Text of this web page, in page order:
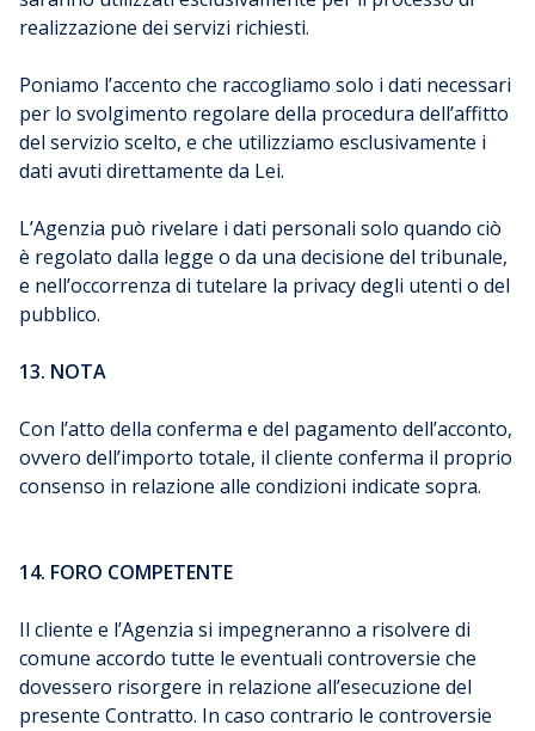
realizzazione dei servizi richiesti.
Poniamo l’accento che raccogliamo solo i dati necessari
per lo svolgimento regolare della procedura dell’affitto
del servizio scelto, e che utilizziamo esclusivamente i
dati avuti direttamente da Lei.
L’Agenzia può rivelare i dati personali solo quando ciò
è regolato dalla legge o da una decisione del tribunale,
e nell’occorrenza di tutelare la privacy degli utenti o del
pubblico.
13. NOTA
Con l’atto della conferma e del pagamento dell’acconto,
ovvero dell’importo totale, il cliente conferma il proprio
consenso in relazione alle condizioni indicate sopra.
14. FORO COMPETENTE
Il cliente e l’Agenzia si impegneranno a risolvere di
comune accordo tutte le eventuali controversie che
dovessero risorgere in relazione all’esecuzione del
presente Contratto. In caso contrario le controversie